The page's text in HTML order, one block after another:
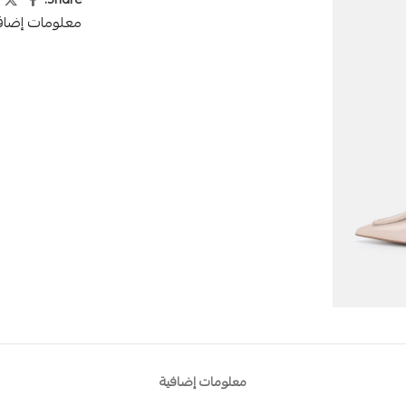
معلومات
معلومات إضافية